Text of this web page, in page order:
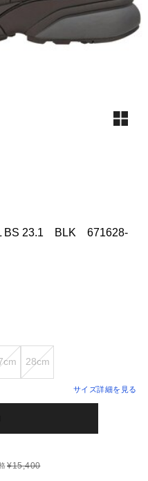
BS 23.1 BLK 671628-
28cm
サイズ詳細を見る
¥15,400